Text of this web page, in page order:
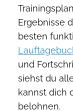
Ergebnisse
besten
und
siehst du
kannst dich
belohnen.